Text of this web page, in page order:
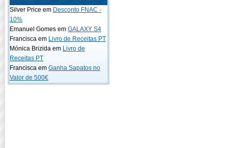
Silver Price em Desconto FNAC -
10%
Emanuel Gomes em GALAXY S4
Francisca em Livro de Receitas PT
Mónica Brizida em Livro de
Receitas PT
Francisca em Ganha Sapatos no
Valor de 500€